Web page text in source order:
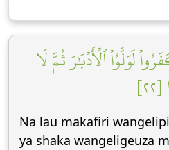
لَوَلَّوُاْ ٱلۡأَدۡبَٰرَ ثُمَّ لَا
Na lau makafiri
ya shaka wangeligeuza